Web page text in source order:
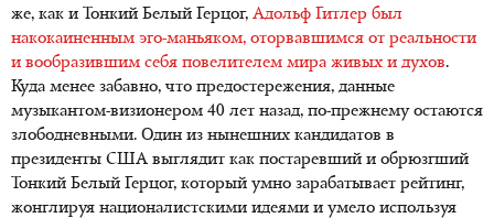
же, как и Тонкий Белый Герцог, Адольф Гитлер был
накокаиненным эго-маньяком, оторвавшимся от реальности
и вообразившим себя повелителем мира живых и духов.
Куда менее забавно, что предостережения, данные
музыкантом-визионером 40 лет назад, по-прежнему остаются
злободневными. Один из нынешних кандидатов в
президенты США выглядит как постаревший и обрюзгший
Тонкий Белый Герцог, который умно зарабатывает рейтинг,
жонглируя националистскими идеями и умело используя